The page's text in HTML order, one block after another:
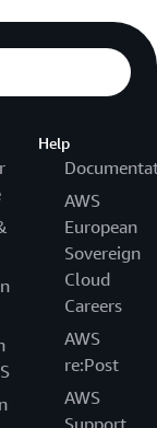
Help
AWS
European
Sovereign
Cloud
Careers
AWS
re:Post
AWS
Support